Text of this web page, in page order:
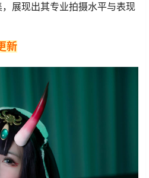
展现出其专业拍摄水平与表现
新